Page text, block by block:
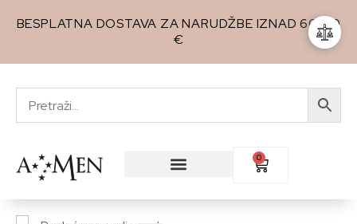
BESPLATNA DOSTAVA ZA NARUDŽBE IZNAD 60,00
€
0